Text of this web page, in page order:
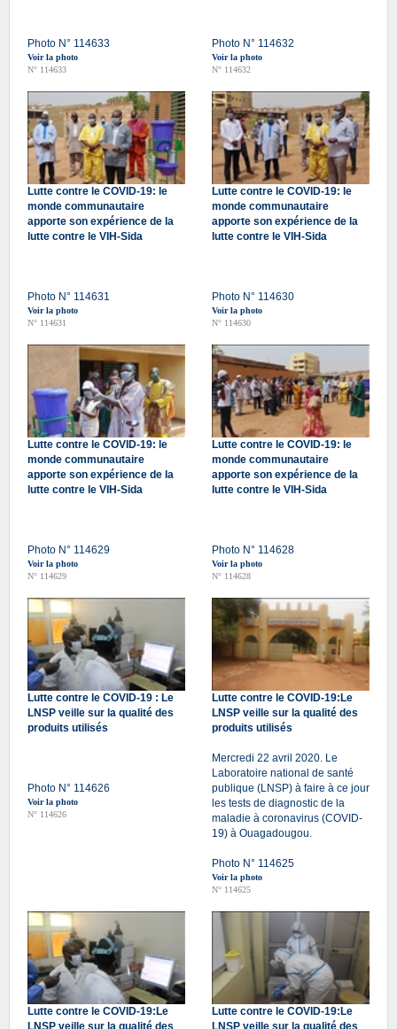
Photo N° 114633
Voir la photo
N° 114633
Photo N° 114632
Voir la photo
N° 114632
Lutte contre le COVID-19: le
monde communautaire
apporte son expérience de la
lutte contre le VIH-Sida
Photo N° 114631
Voir la photo
N° 114631
Lutte contre le COVID-19: le
monde communautaire
apporte son expérience de la
lutte contre le VIH-Sida
Photo N° 114630
Voir la photo
N° 114630
Lutte contre le COVID-19: le
monde communautaire
apporte son expérience de la
lutte contre le VIH-Sida
Photo N° 114629
Voir la photo
N° 114629
Lutte contre le COVID-19: le
monde communautaire
apporte son expérience de la
lutte contre le VIH-Sida
Photo N° 114628
Voir la photo
N° 114628
Lutte contre le COVID-19 : Le
LNSP veille sur la qualité des
produits utilisés
Photo N° 114626
Voir la photo
N° 114626
Lutte contre le COVID-19:Le
LNSP veille sur la qualité des
produits utilisés
Mercredi 22 avril 2020. Le
Laboratoire national de santé
publique (LNSP) à faire à ce jour
les tests de diagnostic de la
maladie à coronavirus (COVID-
19) à Ouagadougou.
Photo N° 114625
Voir la photo
N° 114625
Lutte contre le COVID-19:Le
LNSP veille sur la qualité des
Lutte contre le COVID-19:Le
LNSP veille sur la qualité des